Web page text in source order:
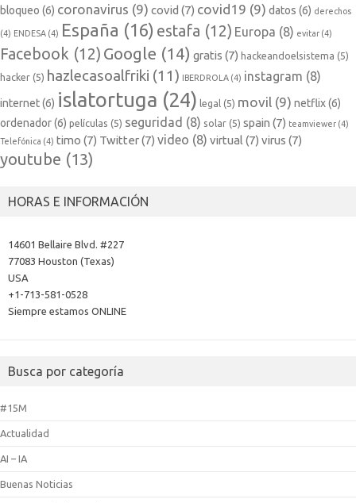
bloqueo (6) coronavirus (9) covid (7) covid19 (9) datos (6) derechos
(4) ENDESA (4) España (16) estafa (12) Europa (8) evitar (4)
Facebook (12) Google (14) gratis (7) hackeandoelsistema (5)
hacker (5) hazlecasoalfriki (11) IBERDROLA (4) instagram (8)
internet(6) islatortuga (24) legal (5) movil (9) netflix(6)
ordenador(6) películas (5) seguridad (8) solar (5) spain (7) teamviewer (4)
Telefónica (4) timo (7) Twitter(7) video (8) virtual (7) virus (7)
youtube (13)
HORAS E INFORMACIÓN
14601 Bellaire Blvd. #227
77083 Houston (Texas)
USA
+1-713-581-0528
Siempre estamos ONLINE
Busca por categoría
#15M
Actualidad
AI – IA
Buenas Noticias